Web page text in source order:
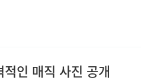
인 매직 사진 공개